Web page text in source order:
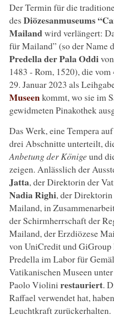
Der Termin für die
des Diözesanmuseums
Mailandwird verlängert:
für Mailand” (so der Name
Predella der Pala Oddivon
1483 - Rom, 1520), die
29. Januar 2023 als
Museenkommt, wo sie im
gewidmeten Pinakothek
Das Werk, eine Tempera
drei Abschnitte unterteilt,
Anbetung der Königeund
zeigen. Anlässlich der
Jatta, der Direktorin der
Nadia Righi, der Direktorin
Mailand, in
der Schirmherrschaft der
Mailand, der Erzdiözese
von UniCredit und
Predella im Labor für
Vatikanischen Museen
Paolo Violini restauriert.
Raffael verwendet hat,
Leuchtkraft zurückerhalten.